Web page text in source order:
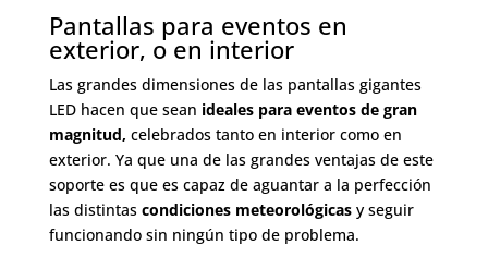
Pantallas para eventos en
exterior, o en interior
Las grandes dimensiones de las pantallas gigantes
LED hacen que sean ideales para eventos de gran
magnitud, celebrados tanto en interior como en
exterior. Ya que una de las grandes ventajas de este
soporte es que es capaz de aguantar a la perfección
las distintas condiciones meteorológicasy seguir
funcionando sin ningún tipo de problema.